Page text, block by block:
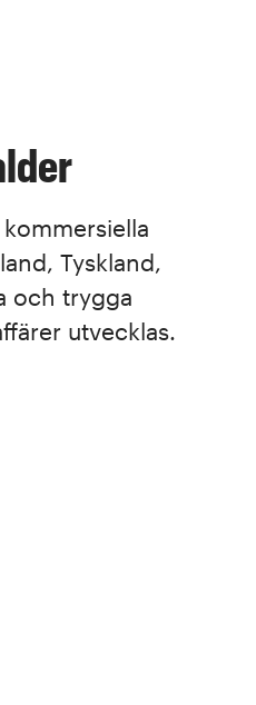
Tyskland,
och trygga
utvecklas.